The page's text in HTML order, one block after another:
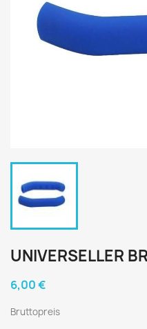
UNIVERSELLER
6,00 €
Bruttopreis